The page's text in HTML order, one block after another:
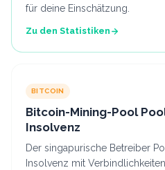
für deine Einschätzung.
Zu den Statistiken
BITCOIN
Bitcoin-Mining-Pool
Insolvenz
Der singapurische Betreiber
Insolvenz mit